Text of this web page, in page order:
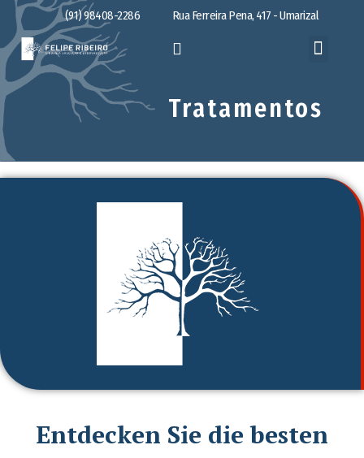
(91) 98408-2286 Rua Ferreira Pena, 417 - Umarizal
Tratamentos
Entdecken Sie die besten